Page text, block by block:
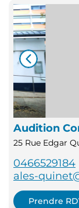
Audition
25 Rue Edgar
0466529184
ales-
Prendre